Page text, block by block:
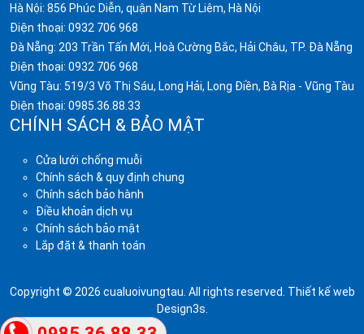
Hà Nội: 856 Phúc Diễn, quận Nam Từ Liêm, Hà Nội
Điện thoại: 0932 706 968
Đà Nẵng: 203 Trần Tấn Mới, Hoà Cường Bắc, Hải Châu, TP. Đà Nẵng
Điện thoại: 0932 706 968
Vũng Tàu: 519/3 Võ Thị Sáu, Long Hải, Long Điền, Bà Rịa - Vũng Tàu
Điện thoại: 0985.36.88.33
CHÍNH SÁCH & BẢO MẬT
Cửa lưới chống muỗi
Chính sách & quy định chung
Chính sách bảo hành
Điều khoản dịch vụ
Chính sách bảo mật
Lắp đặt & thanh toán
Copyright © 2026 cualuoivungtau. All rights reserved. Thiết kế web
Design3s